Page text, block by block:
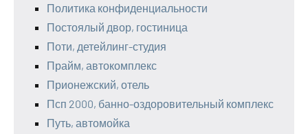
Политика конфиденциальности
Постоялый двор, гостиница
Поти, детейлинг-студия
Прайм, автокомплекс
Прионежский, отель
Псп 2000, банно-оздоровительный комплекс
Путь, автомойка